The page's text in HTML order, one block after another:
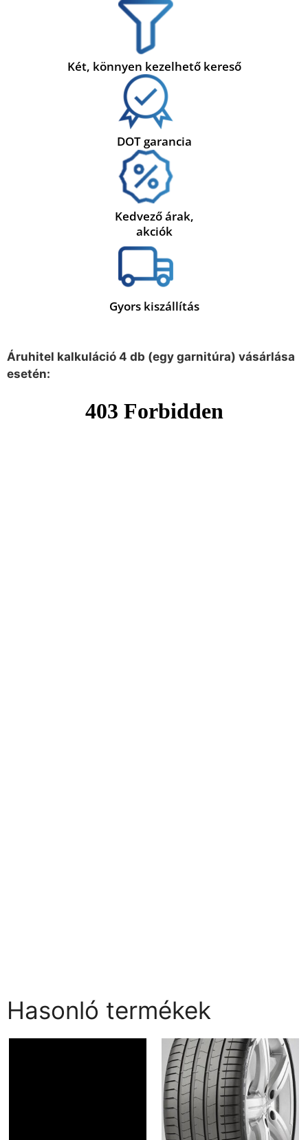
Két, könnyen kezelhető kereső
DOT garancia
Kedvező árak,
akciók
Gyors kiszállítás
Áruhitel kalkuláció 4 db (egy garnitúra) vásárlása
esetén:
Hasonló termékek